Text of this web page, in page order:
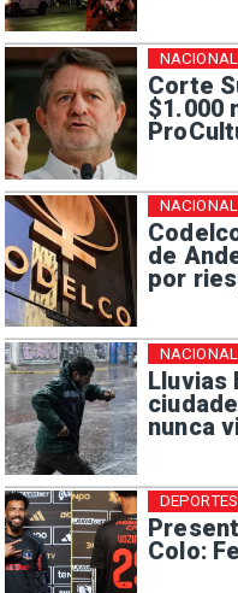
Corte
$1.000
NACIONAL
de
por
NACIONAL
Lluvias
nunca
NACIONAL
Colo:
DEPORTES